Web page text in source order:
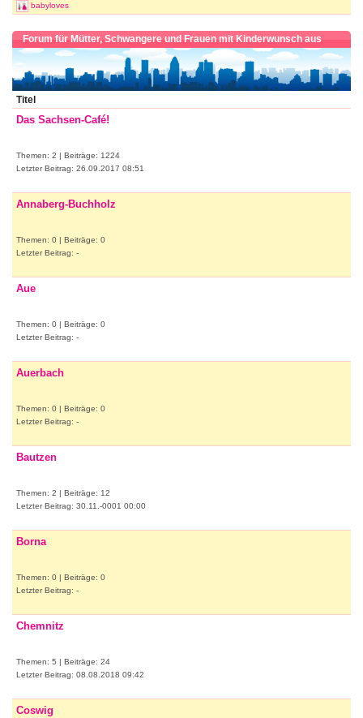
babyloves
Forum für Mütter, Schwangere und Frauen mit Kinderwunsch aus
Sachsen
Titel
Das Sachsen-Café!
Themen: 2 | Beiträge: 1224
Letzter Beitrag: 26.09.2017 08:51
Annaberg-Buchholz
Themen: 0 | Beiträge: 0
Letzter Beitrag: -
Aue
Themen: 0 | Beiträge: 0
Letzter Beitrag: -
Auerbach
Themen: 0 | Beiträge: 0
Letzter Beitrag: -
Bautzen
Themen: 2 | Beiträge: 12
Letzter Beitrag: 30.11.-0001 00:00
Borna
Themen: 0 | Beiträge: 0
Letzter Beitrag: -
Chemnitz
Themen: 5 | Beiträge: 24
Letzter Beitrag: 08.08.2018 09:42
Coswig